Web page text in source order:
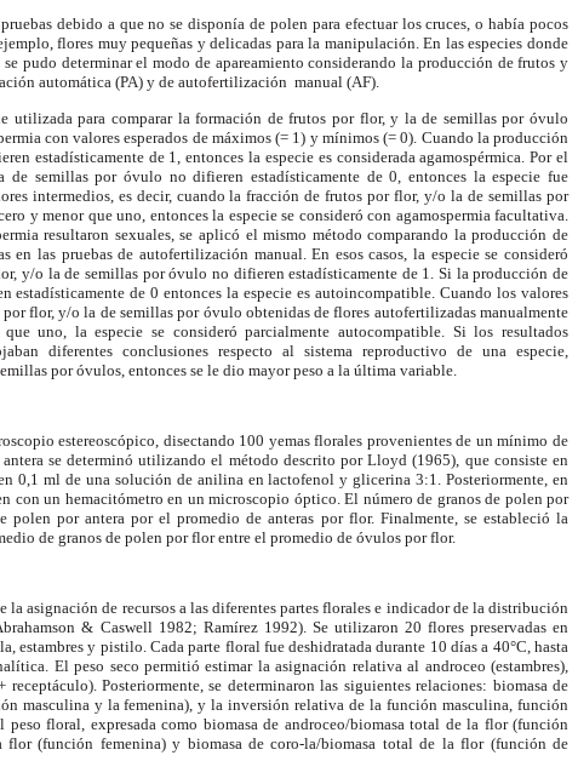
debido a que no se disponía de polen para efectuar los cruces, o había pocos
flores muy pequeñas y delicadas para la manipulación. En las especies donde
pudo determinar el modo de apareamiento considerando la producción de frutos y
automática (PA) y de autofertilización manual (AF).
utilizada para comparar la formación de frutos por flor, y la de semillas por óvulo
con valores esperados de máximos (= 1) y mínimos (= 0). Cuando la producción
estadísticamente de 1, entonces la especie es considerada agamospérmica. Por el
semillas por óvulo no difieren estadísticamente de 0, entonces la especie fue
intermedios, es decir, cuando la fracción de frutos por flor, y/o la de semillas por
y menor que uno, entonces la especie se consideró con agamospermia facultativa.
resultaron sexuales, se aplicó el mismo método comparando la producción de
las pruebas de autofertilización manual. En esos casos, la especie se consideró
y/o la de semillas por óvulo no difieren estadísticamente de 1. Si la producción de
de 0 entonces la especie es autoincompatible. Cuando los valores
flor, y/o la de semillas por óvulo obtenidas de flores autofertilizadas manualmente
uno, la especie se consideró parcialmente autocompatible. Si los resultados
diferentes conclusiones respecto al sistema reproductivo de una especie,
por óvulos, entonces se le dio mayor peso a la última variable.
estereoscópico, disectando 100 yemas florales provenientes de un mínimo de
se determinó utilizando el método descrito por Lloyd (1965), que consiste en
0,1 ml de una solución de anilina en lactofenol y glicerina 3:1. Posteriormente, en
con un hemacitómetro en un microscopio óptico. El número de granos de polen por
por antera por el promedio de anteras por flor. Finalmente, se estableció la
de granos de polen por flor entre el promedio de óvulos por flor.
la asignación de recursos a las diferentes partes florales e indicador de la distribución
& Caswell 1982; Ramírez 1992). Se utilizaron 20 flores preservadas en
estambres y pistilo. Cada parte floral fue deshidratada durante 10 días a 40°C, hasta
El peso seco permitió estimar la asignación relativa al androceo (estambres),
Posteriormente, se determinaron las siguientes relaciones: biomasa de
masculina y la femenina), y la inversión relativa de la función masculina, función
floral, expresada como biomasa de androceo/biomasa total de la flor (función
flor (función femenina) y biomasa de coro-la/biomasa total de la flor (función de